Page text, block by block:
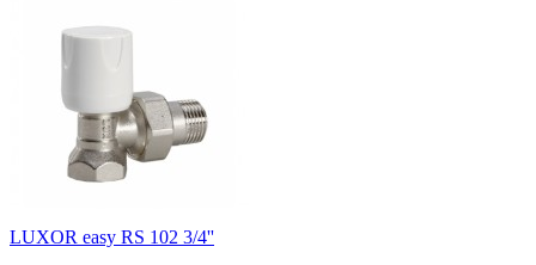
LUXOR easy RS 102 3/4''